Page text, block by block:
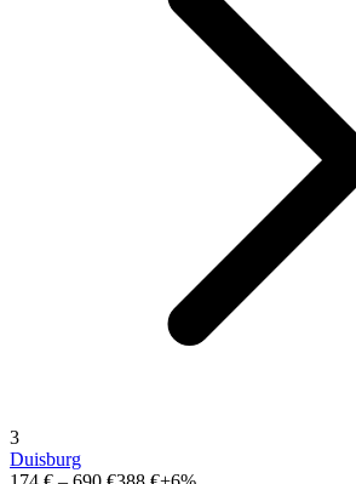
3
Duisburg